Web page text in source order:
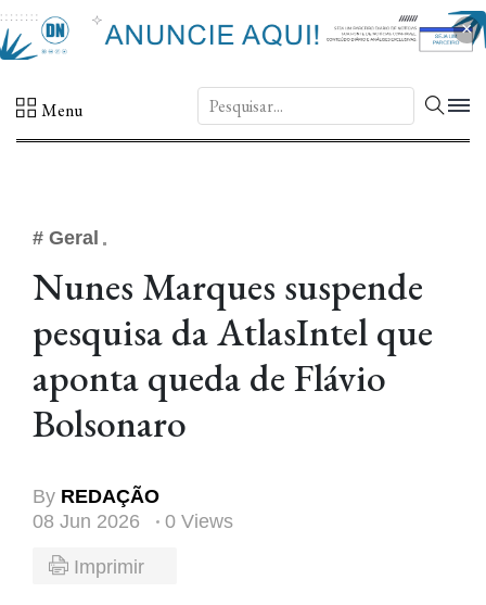
×
Menu DN.
# Geral
Nunes Marques suspende
pesquisa da AtlasIntel que
aponta queda de Flávio
Bolsonaro
By REDAÇÃO
08 Jun 2026
0 Views
Imprimir